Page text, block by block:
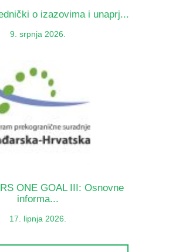
o izazovima i unaprj...
9. srpnja 2026.
ONE GOAL III: Osnovne
informa...
17. lipnja 2026.